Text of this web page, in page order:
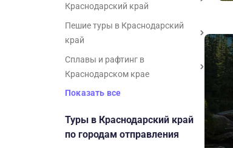
Краснодарский край
Пешие туры в Краснодарский
край
Сплавы и рафтинг в
Краснодарском крае
Показать все
Туры в Краснодарский край
по городам отправления